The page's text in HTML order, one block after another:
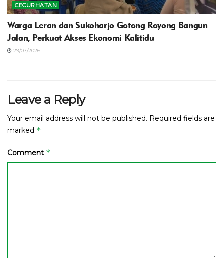
CECURHATAN
Warga Leran dan Sukoharjo Gotong Royong Bangun
Jalan, Perkuat Akses Ekonomi Kalitidu
29/07/2026
Leave a Reply
Your email address will not be published. Required fields are
marked *
Comment *